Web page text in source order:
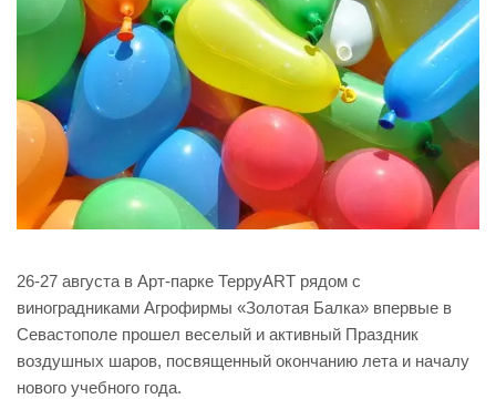
26-27 августа в Арт-парке ТерруART рядом с
виноградниками Агрофирмы «Золотая Балка» впервые в
Севастополе прошел веселый и активный Праздник
воздушных шаров, посвященный окончанию лета и началу
нового учебного года.